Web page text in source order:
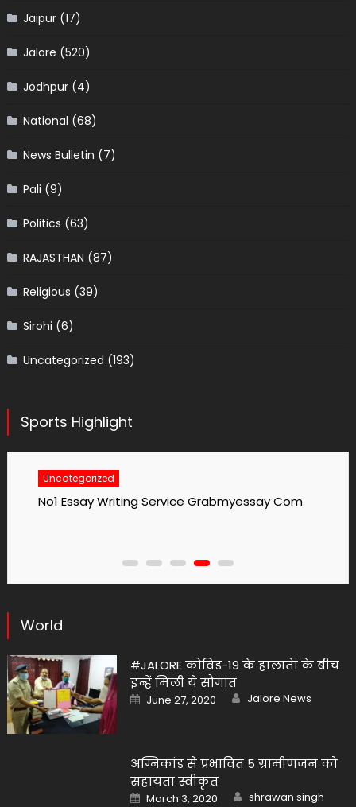
Jaipur(17)
Jalore (520)
Jodhpur(4)
National (68)
News Bulletin (7)
Pali (9)
Politics (63)
RAJASTHAN (87)
Religious (39)
Sirohi (6)
Uncategorized (193)
Sports Highlight
Uncategorized
No1 Essay Writing Service Grabmyessay Com
World
#JALORE कोविड-19 के हालातेां के बीच
इन्हें मिली ये सौगात
Posted
on
June 27, 2020 Author
Jalore News
अग्निकांड से प्रभावित 5 ग्रामीणजन को
सहायता स्वीकृत
Posted
March 3, 2020 Author
shrawan singh